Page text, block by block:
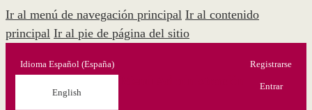
Ir al menú de navegación principal Ir al contenido
principal Ir al pie de página del sitio
Idioma Español (España)
English
Registrarse
Entrar